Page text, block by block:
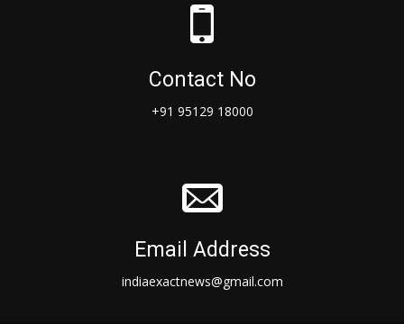
Contact No
+91 95129 18000
Email Address
indiaexactnews@gmail.com